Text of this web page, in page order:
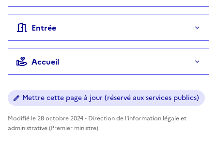
Entrée
Accueil
Mettre cette page à jour (réservé aux services publics)
Modifié le 28 octobre 2024 - Direction de l'information légale et
administrative (Premier ministre)